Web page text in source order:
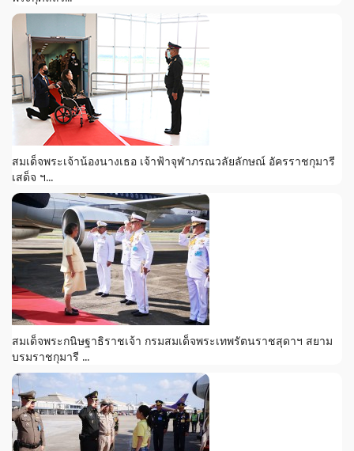
สมเด็จพระเจ้าน้องนางเธอ เจ้าฟ้าจุฬาภรณวลัยลักษณ์ อัครราชกุมารี
เสด็จ ฯ...
สมเด็จพระกนิษฐาธิราชเจ้า กรมสมเด็จพระเทพรัตนราชสุดาฯ สยาม
บรมราชกุมารี ...